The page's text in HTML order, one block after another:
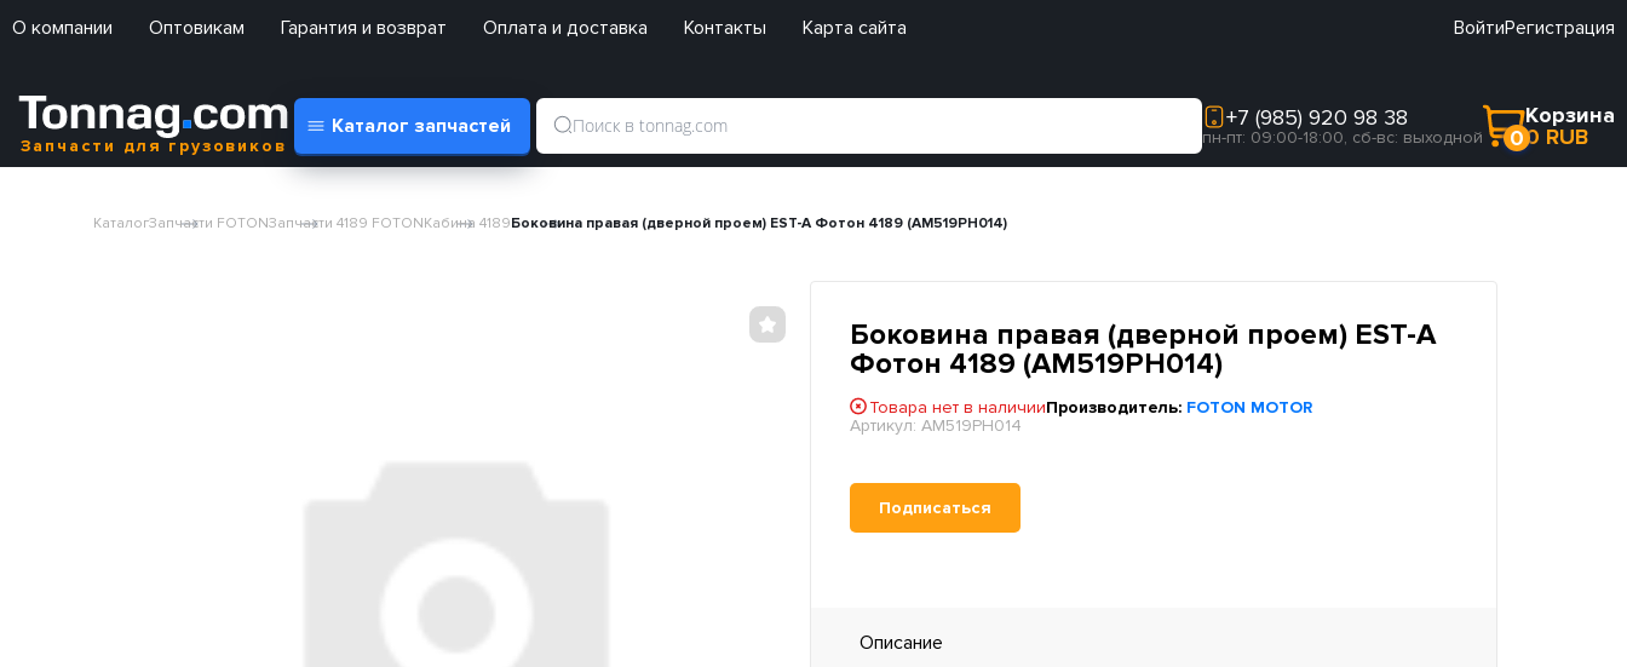
О компании Оптовикам Гарантия и возврат Оплата и доставка Контакты Карта сайта ВойтиРегистрация
Запчасти для грузовиков
Каталог запчастей +7 (985) 920 98 38
пн-пт: 09:00-18:00, сб-вс: выходной 0
Корзина
0 RUB
КаталогЗапчасти FOTONЗапчасти 4189 FOTONКабина 4189Боковина правая (дверной проем) EST-A Фотон 4189 (AM519PH014)
Боковина правая (дверной проем) EST-A
Фотон 4189 (AM519PH014)
Товара нет в наличииПроизводитель: FOTON MOTOR
Артикул: AM519PH014
Подписаться
Описание